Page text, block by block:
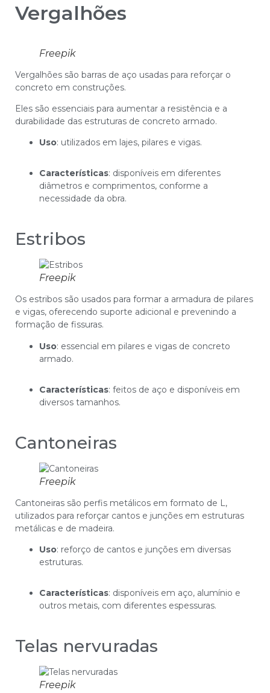
Vergalhões
Freepik
Vergalhões são barras de aço usadas para reforçar o
concreto em construções.
Eles são essenciais para aumentar a resistência e a
durabilidade das estruturas de concreto armado.
Uso: utilizados em lajes, pilares e vigas.
Características: disponíveis em diferentes
diâmetros e comprimentos, conforme a
necessidade da obra.
Estribos
Freepik
Os estribos são usados para formar a armadura de pilares
e vigas, oferecendo suporte adicional e prevenindo a
formação de fissuras.
Uso: essencial em pilares e vigas de concreto
armado.
Características: feitos de aço e disponíveis em
diversos tamanhos.
Cantoneiras
Freepik
Cantoneiras são perfis metálicos em formato de L,
utilizados para reforçar cantos e junções em estruturas
metálicas e de madeira.
Uso: reforço de cantos e junções em diversas
estruturas.
Características: disponíveis em aço, alumínio e
outros metais, com diferentes espessuras.
Telas nervuradas
Freepik